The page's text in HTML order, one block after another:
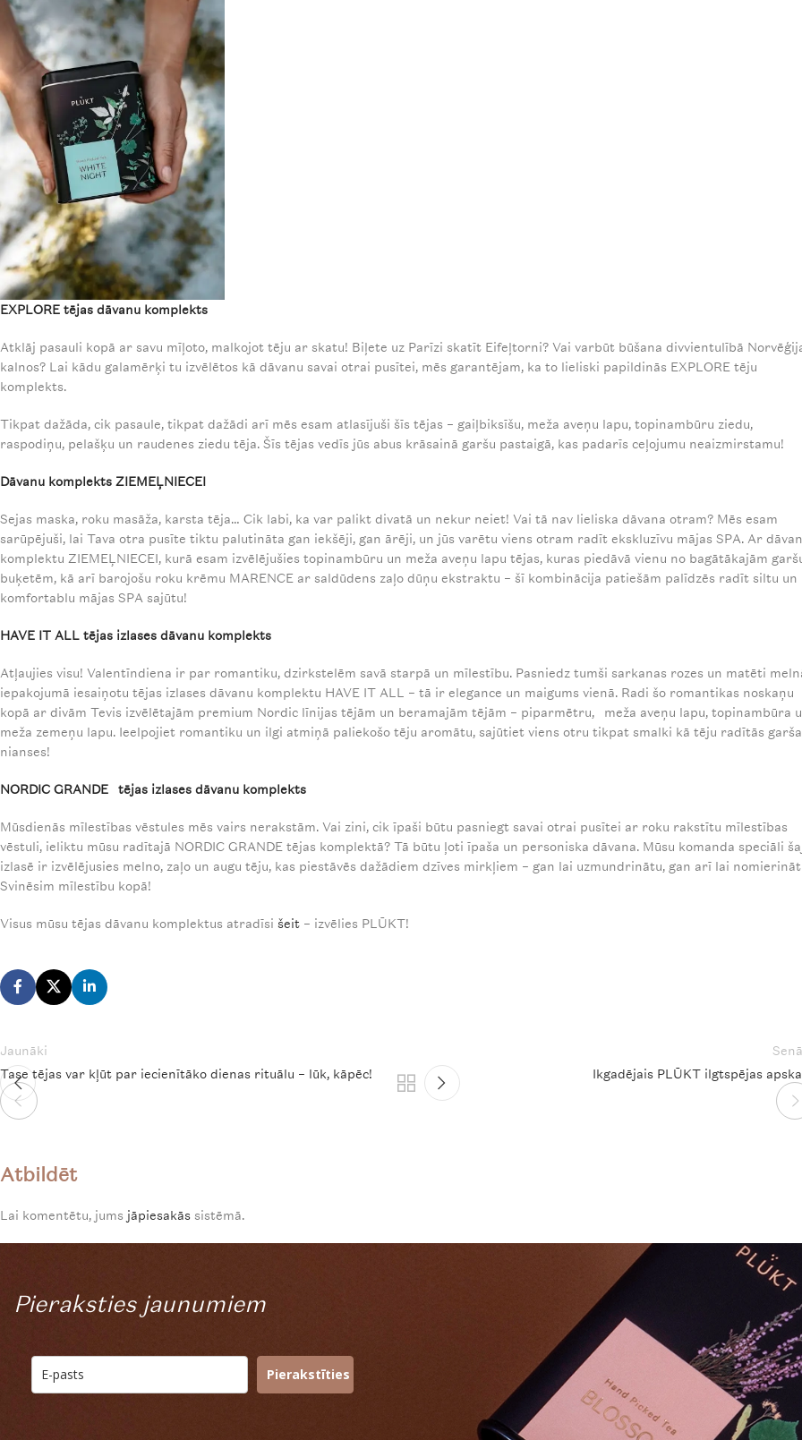
EXPLORE tējas dāvanu komplekts
Atklāj pasauli kopā ar savu mīļoto, malkojot tēju ar skatu! Biļete uz Parīzi skatīt Eifeļtorni? Vai varbūt būšana divvientulībā
kalnos? Lai kādu galamērķi tu izvēlētos kā dāvanu savai otrai pusītei, mēs garantējam, ka to lieliski papildinās EXPLORE tēju
komplekts.
Tikpat dažāda, cik pasaule, tikpat dažādi arī mēs esam atlasījuši šīs tējas – gaiļbiksīšu, meža aveņu lapu, topinambūru ziedu,
raspodiņu, pelašķu un raudenes ziedu tēja. Šīs tējas vedīs jūs abus krāsainā garšu pastaigā, kas padarīs ceļojumu neaizmirstamu!
Dāvanu komplekts ZIEMEĻNIECEI
Sejas maska, roku masāža, karsta tēja… Cik labi, ka var palikt divatā un nekur neiet! Vai tā nav lieliska dāvana otram? Mēs esam
sarūpējuši, lai Tava otra pusīte tiktu palutināta gan iekšēji, gan ārēji, un jūs varētu viens otram radīt ekskluzīvu mājas SPA. Ar
komplektu ZIEMEĻNIECEI, kurā esam izvēlējušies topinambūru un meža aveņu lapu tējas, kuras piedāvā vienu no bagātākajām
buķetēm, kā arī barojošu roku krēmu MARENCE ar saldūdens zaļo dūņu ekstraktu – šī kombinācija patiešām palīdzēs radīt siltu un
komfortablu mājas SPA sajūtu!
HAVE IT ALL tējas izlases dāvanu komplekts
Atļaujies visu! Valentīndiena ir par romantiku, dzirkstelēm savā starpā un mīlestību. Pasniedz tumši sarkanas rozes un matēti
iepakojumā iesaiņotu tējas izlases dāvanu komplektu HAVE IT ALL – tā ir elegance un maigums vienā. Radi šo romantikas noskaņu
kopā ar divām Tevis izvēlētajām premium Nordic līnijas tējām un beramajām tējām – piparmētru, meža aveņu lapu, topinambūra
meža zemeņu lapu. Ieelpojiet romantiku un ilgi atmiņā paliekošo tēju aromātu, sajūtiet viens otru tikpat smalki kā tēju radītās
nianses!
NORDIC GRANDE tējas izlases dāvanu komplekts
Mūsdienās mīlestības vēstules mēs vairs nerakstām. Vai zini, cik īpaši būtu pasniegt savai otrai pusītei ar roku rakstītu mīlestības
vēstuli, ieliktu mūsu radītajā NORDIC GRANDE tējas komplektā? Tā būtu ļoti īpaša un personiska dāvana. Mūsu komanda speciāli
izlasē ir izvēlējusies melno, zaļo un augu tēju, kas piestāvēs dažādiem dzīves mirkļiem – gan lai uzmundrinātu, gan arī lai
Svinēsim mīlestību kopā!
Visus mūsu tējas dāvanu komplektus atradīsi šeit – izvēlies PLŪKT!
Jaunāki
Tase tējas var kļūt par iecienītāko dienas rituālu – lūk, kāpēc!
Ikgadējais PLŪKT ilgtspējas
Atbildēt
Lai komentētu, jums jāpiesakās sistēmā.
Pieraksties jaunumiem
Pierakstīties